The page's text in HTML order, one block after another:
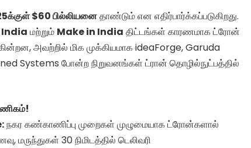
$60 பில்லியனைதாண்டும் என எதிர்பார்க்கப்படுகிறது.
மற்றும் Make in India திட்டங்கள் காரணமாக ட்ரோன்
அவற்றில் மிக முக்கியமாக ideaForge, Garuda
Systems போன்ற நிறுவனங்கள் ட்ரான் தொழில்நுட்பத்தில்
நகர கண்காணிப்பு முறைகள் முழுமையாக ட்ரோன்களால்
மருந்துகள் 30 நிமிடத்தில் டெலிவரி